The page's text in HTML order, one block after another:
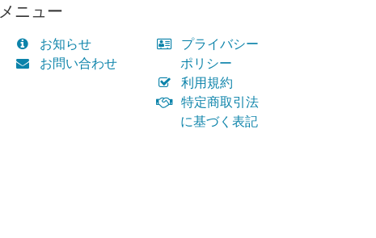
メニュー
お知らせ
お問い合わせ
プライバシー
ポリシー
利用規約
特定商取引法
に基づく表記